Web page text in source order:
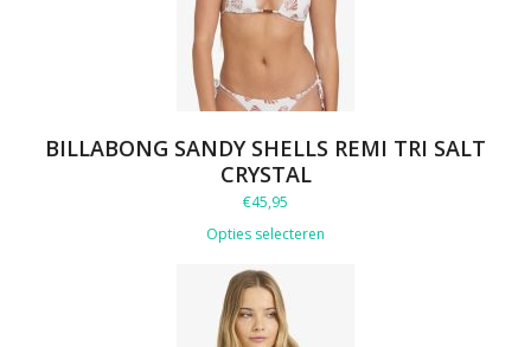
BILLABONG SANDY SHELLS REMI TRI SALT
CRYSTAL
€45,95
Opties selecteren